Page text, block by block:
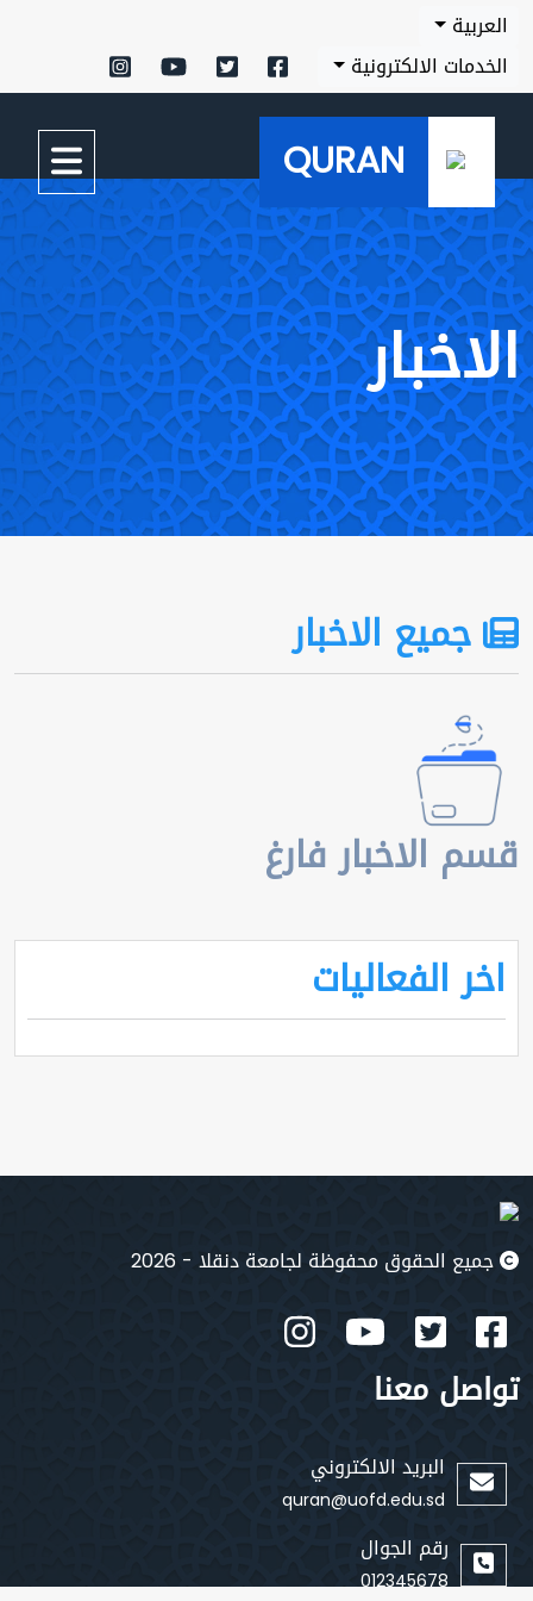
العربية
الخدمات الالكترونية
QURAN
الاخبار
جميع الاخبار
قسم الاخبار فارغ
اخر الفعاليات
جميع الحقوق محفوظة لجامعة دنقلا - 2026
تواصل معنا
البريد الالكتروني
quran@uofd.edu.sd
رقم الجوال
012345678